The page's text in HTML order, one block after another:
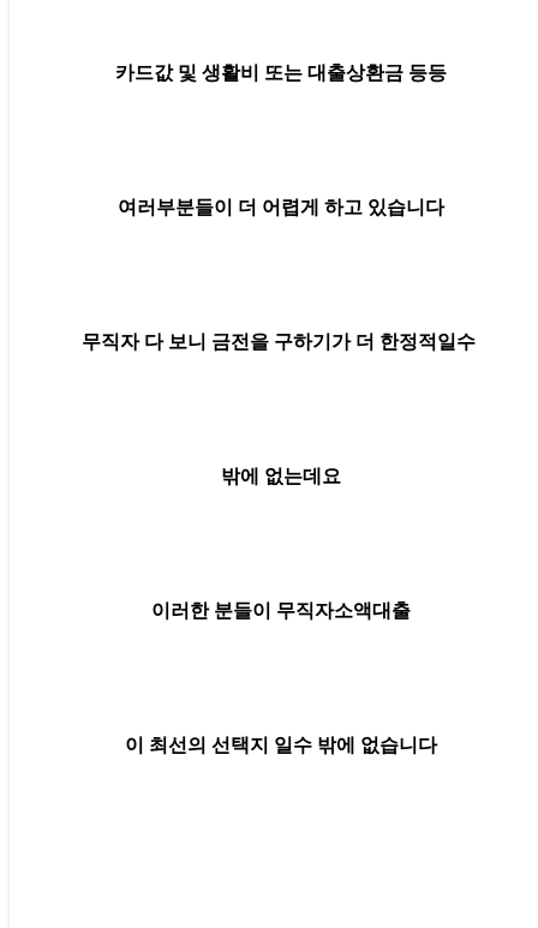
카드값 및 생활비 또는 대출상환금 등등
여러부분들이 더 어렵게 하고 있습니다
무직자 다 보니 금전을 구하기가 더 한정적일수
밖에 없는데요
이러한 분들이 무직자소액대출
이 최선의 선택지 일수 밖에 없습니다